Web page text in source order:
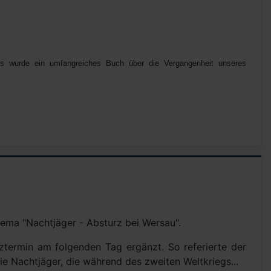
wurde ein umfangreiches Buch über die Vergangenheit unseres
"Nachtjäger - Absturz bei Wersau".
am folgenden Tag ergänzt. So referierte der
Nachtjäger, die während des zweiten Weltkriegs...